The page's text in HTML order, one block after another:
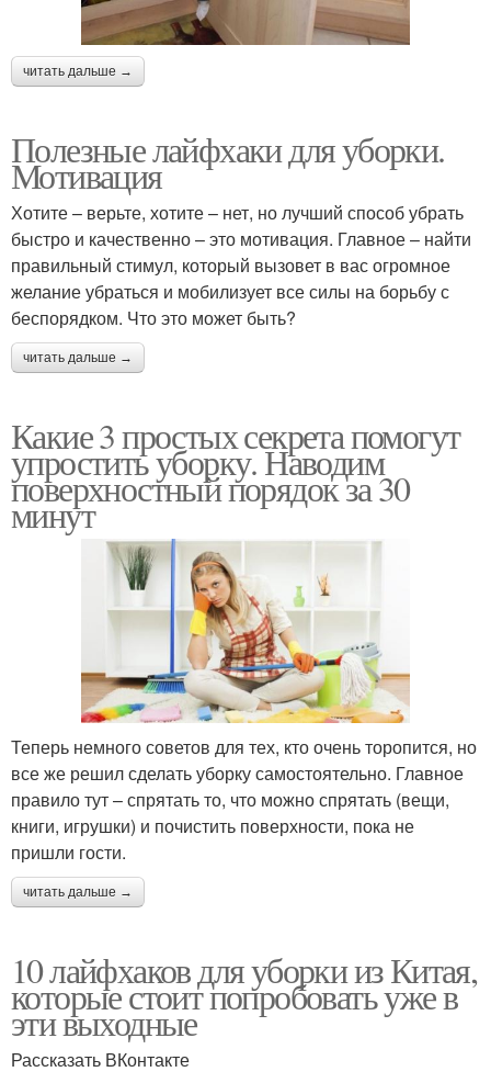
читать дальше →
Полезные лайфхаки для уборки.
Мотивация
Хотите – верьте, хотите – нет, но лучший способ убрать
быстро и качественно – это мотивация. Главное – найти
правильный стимул, который вызовет в вас огромное
желание убраться и мобилизует все силы на борьбу с
беспорядком. Что это может быть?
читать дальше →
Какие 3 простых секрета помогут
упростить уборку. Наводим
поверхностный порядок за 30
минут
Теперь немного советов для тех, кто очень торопится, но
все же решил сделать уборку самостоятельно. Главное
правило тут – спрятать то, что можно спрятать (вещи,
книги, игрушки) и почистить поверхности, пока не
пришли гости.
читать дальше →
10 лайфхаков для уборки из Китая,
которые стоит попробовать уже в
эти выходные
Рассказать ВКонтакте